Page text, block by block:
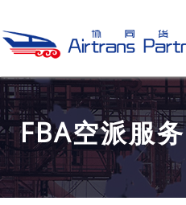
FBA空派服务